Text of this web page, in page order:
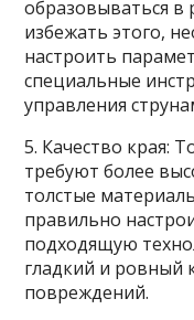
образовываться в
избежать этого,
настроить
специальные
управления
5. Качество края:
требуют более
толстые
правильно
подходящую
гладкий и ровный
повреждений.